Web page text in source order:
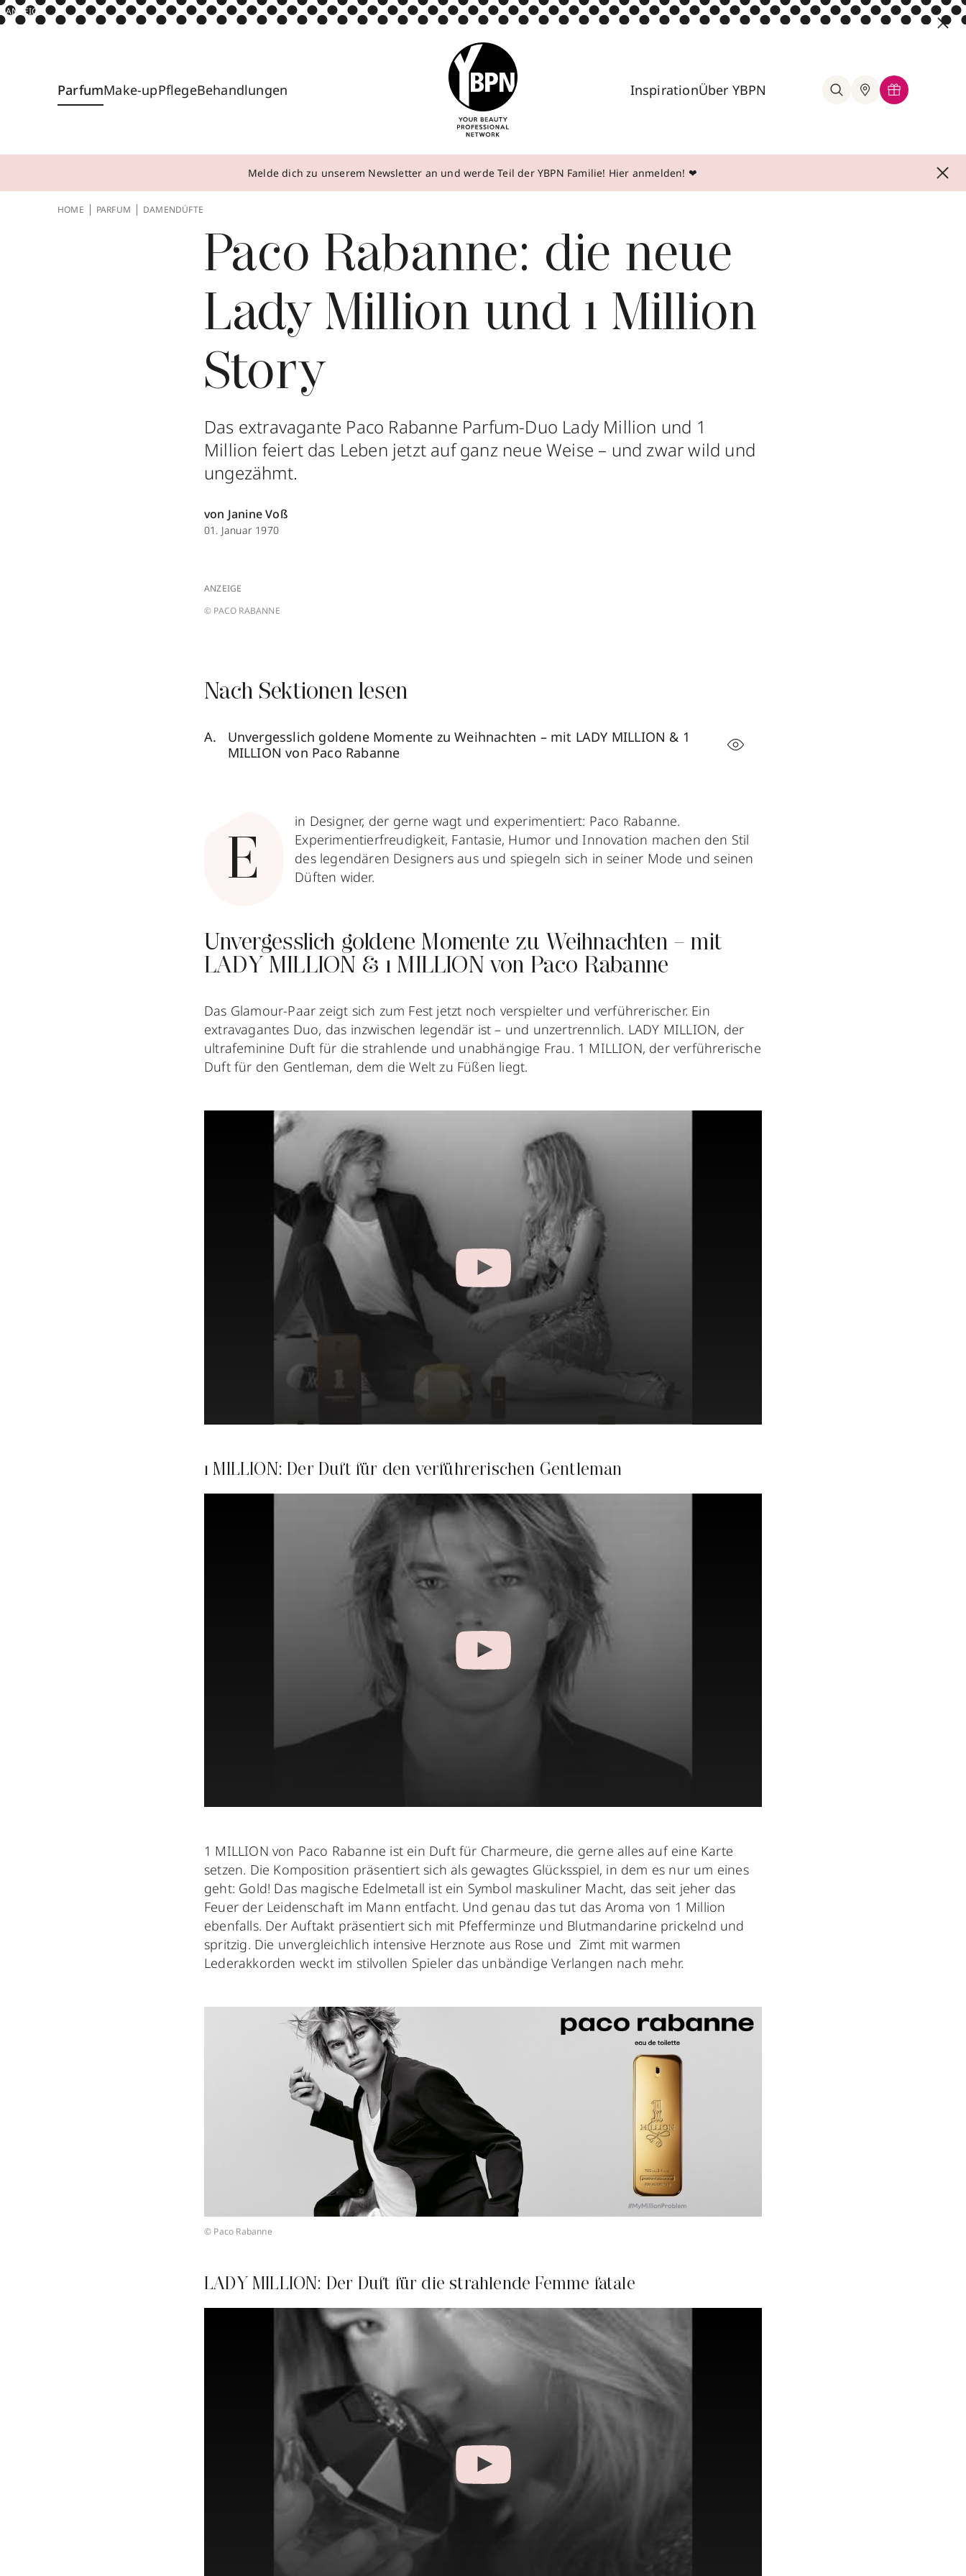
ANZEIGE
ParfumMake-upPflegeBehandlungen InspirationÜber YBPN
Melde dich zu unserem Newsletter an und werde Teil der YBPN Familie! Hier anmelden! ❤
HOME PARFUM DAMENDÜFTE
Paco Rabanne: die neue
Lady Million und 1 Million
Story
Das extravagante Paco Rabanne Parfum-Duo Lady Million und 1
Million feiert das Leben jetzt auf ganz neue Weise – und zwar wild und
ungezähmt.
von Janine Voß
01. Januar 1970
ANZEIGE
© PACO RABANNE
Nach Sektionen lesen
Unvergesslich goldene Momente zu Weihnachten – mit LADY MILLION & 1
MILLION von Paco Rabanne
E
in Designer, der gerne wagt und experimentiert: Paco Rabanne.
Experimentierfreudigkeit, Fantasie, Humor und Innovation machen den Stil
des legendären Designers aus und spiegeln sich in seiner Mode und seinen
Düften wider.
Unvergesslich goldene Momente zu Weihnachten – mit
LADY MILLION & 1 MILLION von Paco Rabanne
Das Glamour-Paar zeigt sich zum Fest jetzt noch verspielter und verführerischer. Ein
extravagantes Duo, das inzwischen legendär ist – und unzertrennlich. LADY MILLION, der
ultrafeminine Duft für die strahlende und unabhängige Frau. 1 MILLION, der verführerische
Duft für den Gentleman, dem die Welt zu Füßen liegt.
1 MILLION: Der Duft für den verführerischen Gentleman
1 MILLION von Paco Rabanne ist ein Duft für Charmeure, die gerne alles auf eine Karte
setzen. Die Komposition präsentiert sich als gewagtes Glücksspiel, in dem es nur um eines
geht: Gold! Das magische Edelmetall ist ein Symbol maskuliner Macht, das seit jeher das
Feuer der Leidenschaft im Mann entfacht. Und genau das tut das Aroma von 1 Million
ebenfalls. Der Auftakt präsentiert sich mit Pfefferminze und Blutmandarine prickelnd und
spritzig. Die unvergleichlich intensive Herznote aus Rose und Zimt mit warmen
Lederakkorden weckt im stilvollen Spieler das unbändige Verlangen nach mehr.
© Paco Rabanne
LADY MILLION: Der Duft für die strahlende Femme fatale